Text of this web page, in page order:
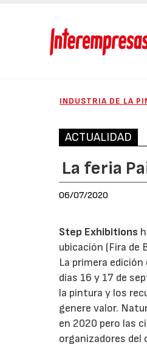
INDUSTRIA DE LA
ACTUALIDAD
La feria
06/07/2020
Step Exhibitions
ubicación (Fira de
La primera
días 16 y 17 de
la pintura y los
genere valor.
en 2020 pero las
organizadores del